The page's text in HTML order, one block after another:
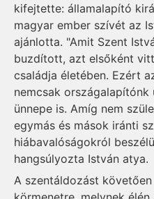
kifejtette: államalapító
magyar ember szívét az
ajánlotta. "Amit Szent
buzdított, azt elsőként
családja életében. Ezért
nemcsak országalapítónk
ünnepe is. Amíg nem
egymás és mások iránti
hiábavalóságokról
hangsúlyozta István atya.
A szentáldozást